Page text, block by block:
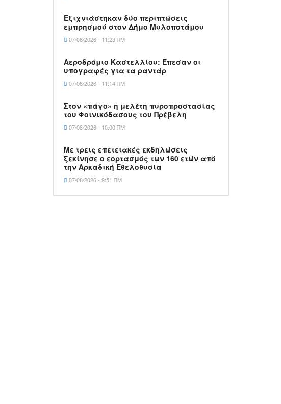
Εξιχνιάστηκαν δύο περιπτώσεις
εμπρησμού στον Δήμο Μυλοποτάμου
07/08/2026 - 11:23 ΠΜ
Αεροδρόμιο Καστελλίου: Έπεσαν οι
υπογραφές για τα ραντάρ
07/08/2026 - 11:14 ΠΜ
Στον «πάγο» η μελέτη πυροπροστασίας
του Φοινικόδασους του Πρέβελη
07/08/2026 - 10:00 ΠΜ
Με τρεις επετειακές εκδηλώσεις
ξεκίνησε ο εορτασμός των 160 ετών από
την Αρκαδική Εθελοθυσία
07/08/2026 - 9:51 ΠΜ